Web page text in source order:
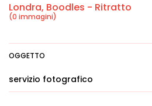
Londra, Boodles - Ritratto
(0 immagini)
OGGETTO
servizio fotografico